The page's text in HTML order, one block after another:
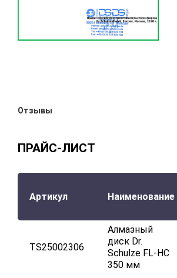
Отзывы
ПРАЙС-ЛИСТ
Артикул Наименование
TS25002306
Алмазный
диск Dr.
Schulze FL-HC
350 мм